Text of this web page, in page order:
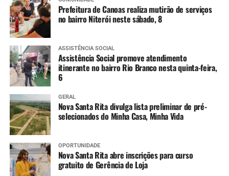
Prefeitura de Canoas realiza mutirão de serviços
no bairro Niterói neste sábado, 8
ASSISTÊNCIA SOCIAL
Assistência Social promove atendimento
itinerante no bairro Rio Branco nesta quinta-feira,
6
GERAL
Nova Santa Rita divulga lista preliminar de pré-
selecionados do Minha Casa, Minha Vida
OPORTUNIDADE
Nova Santa Rita abre inscrições para curso
gratuito de Gerência de Loja